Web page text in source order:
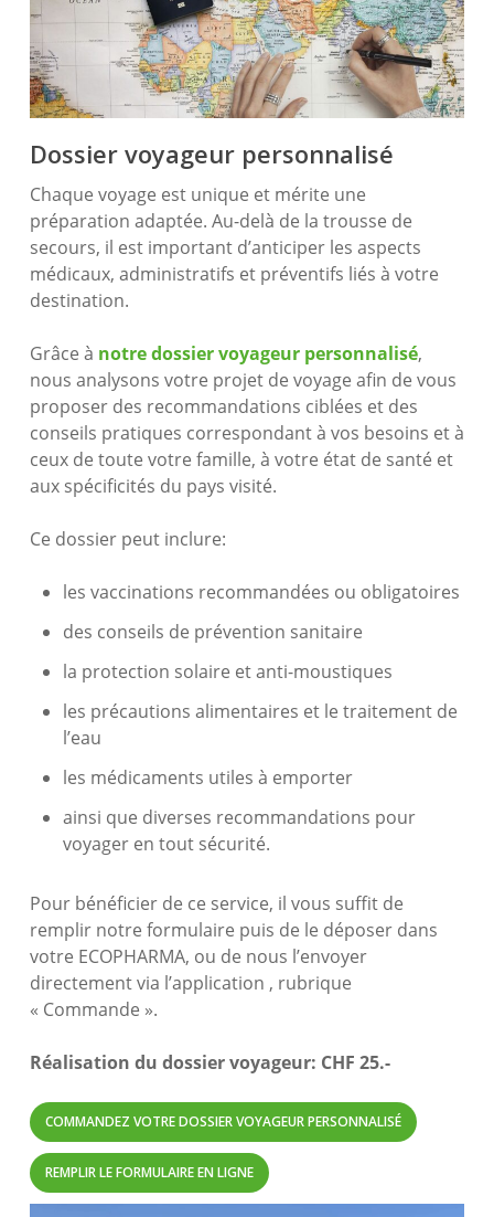
Dossier voyageur personnalisé
Chaque voyage est unique et mérite une
préparation adaptée. Au-delà de la trousse de
secours, il est important d’anticiper les aspects
médicaux, administratifs et préventifs liés à votre
destination.
Grâce à notre dossier voyageur personnalisé,
nous analysons votre projet de voyage afin de vous
proposer des recommandations ciblées et des
conseils pratiques correspondant à vos besoins et à
ceux de toute votre famille, à votre état de santé et
aux spécificités du pays visité.
Ce dossier peut inclure:
les vaccinations recommandées ou obligatoires
des conseils de prévention sanitaire
la protection solaire et anti-moustiques
les précautions alimentaires et le traitement de
l’eau
les médicaments utiles à emporter
ainsi que diverses recommandations pour
voyager en tout sécurité.
Pour bénéficier de ce service, il vous suffit de
remplir notre formulaire puis de le déposer dans
votre ECOPHARMA, ou de nous l’envoyer
directement via l’application , rubrique
« Commande ».
Réalisation du dossier voyageur: CHF 25.-
COMMANDEZ VOTRE DOSSIER VOYAGEUR PERSONNALISÉ
REMPLIR LE FORMULAIRE EN LIGNE
Play Video